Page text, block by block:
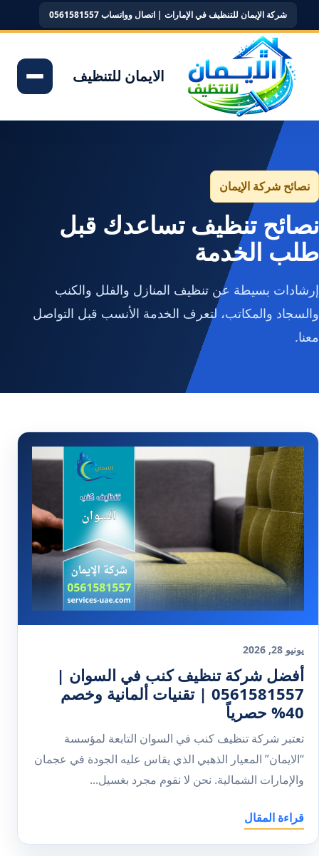
شركة الإيمان للتنظيف في الإمارات | اتصال وواتساب 0561581557
الايمان للتنظيف
نصائح شركة الإيمان
نصائح تنظيف تساعدك قبل
طلب الخدمة
إرشادات بسيطة عن تنظيف المنازل والفلل والكنب
والسجاد والمكاتب، لتعرف الخدمة الأنسب قبل التواصل
معنا.
يونيو 28, 2026
أفضل شركة تنظيف كنب في السوان |
0561581557 | تقنيات ألمانية وخصم
40% حصرياً
تعتبر شركة تنظيف كنب في السوان التابعة لمؤسسة
“الايمان” المعيار الذهبي الذي يقاس عليه الجودة في عجمان
والإمارات الشمالية. نحن لا نقوم مجرد بغسيل...
قراءة المقال